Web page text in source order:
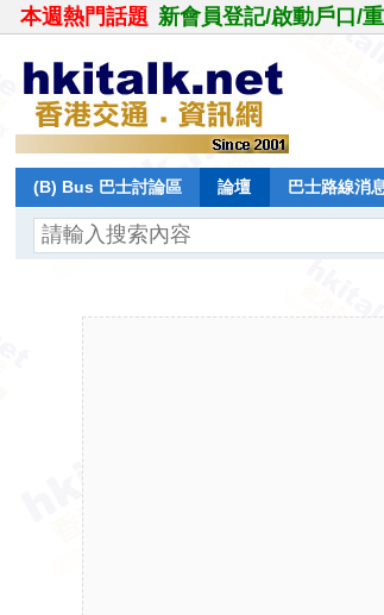
本週熱門話題 新會員登記/啟動戶口/
(B) Bus 巴士討論區 論壇 巴士路線消